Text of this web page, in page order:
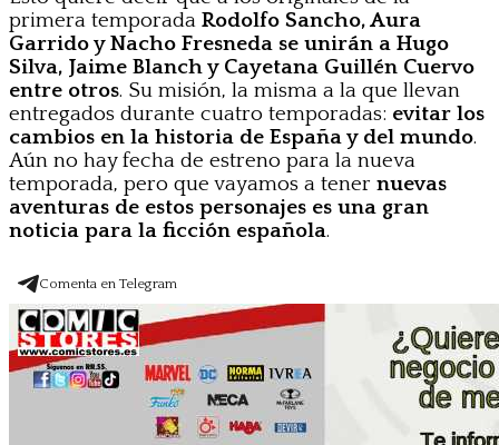
primera temporada Rodolfo Sancho, Aura
Garrido y Nacho Fresneda se unirán a Hugo
Silva, Jaime Blanch y Cayetana Guillén Cuervo
entre otros. Su misión, la misma a la que llevan
entregados durante cuatro temporadas: evitar los
cambios en la historia de España y del mundo.
Aún no hay fecha de estreno para la nueva
temporada, pero que vayamos a tener nuevas
aventuras de estos personajes es una gran
noticia para la ficción española.
Comenta en Telegram